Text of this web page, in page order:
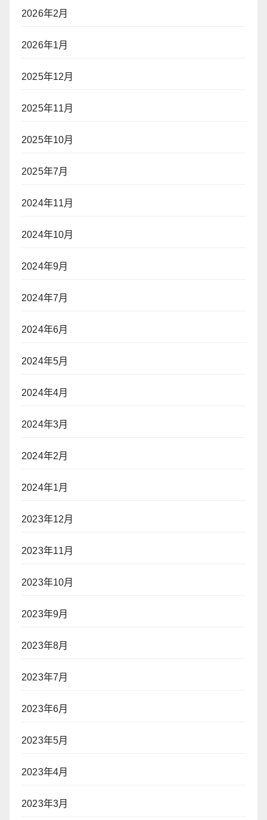
2026年2月
2026年1月
2025年12月
2025年11月
2025年10月
2025年7月
2024年11月
2024年10月
2024年9月
2024年7月
2024年6月
2024年5月
2024年4月
2024年3月
2024年2月
2024年1月
2023年12月
2023年11月
2023年10月
2023年9月
2023年8月
2023年7月
2023年6月
2023年5月
2023年4月
2023年3月